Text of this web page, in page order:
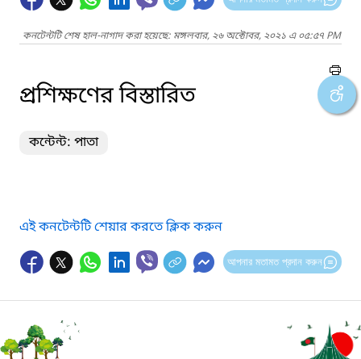
কনটেন্টটি শেষ হাল-নাগাদ করা হয়েছে: মঙ্গলবার, ২৬ অক্টোবর, ২০২১ এ ০৫:৫৭ PM
প্রশিক্ষণের বিস্তারিত
কন্টেন্ট: পাতা
এই কনটেন্টটি শেয়ার করতে ক্লিক করুন
আপনার মতামত প্রদান করুন